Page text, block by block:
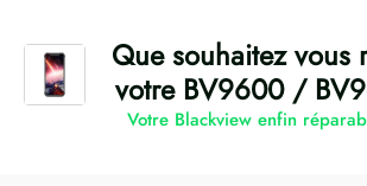
Que souhaitez vous
votre BV9600 /
Votre Blackview enfin